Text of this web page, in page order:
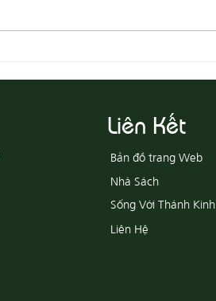
Ác
Liên Kết
Bản đồ trang Web
Nhà Sách
Sống Với Thánh Kinh
Liên Hệ